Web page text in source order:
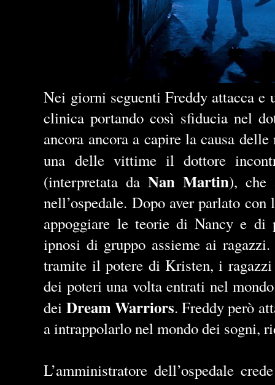
Nei giorni seguenti Freddy attacca e
clinica portando così sfiducia nel
ancora ancora a capire la causa
una delle vittime il dottore
(interpretata daNan Martin), che
nell’ospedale. Dopo aver parlato
appoggiare le teorie di Nancy e di
ipnosi di gruppo assieme ai
tramite il potere di Kristen, i ragazzi
dei poteri una volta entrati nel
dei Dream Warriors. Freddy però
a intrappolarlo nel mondo dei sogni,
L’amministratore dell’ospedale